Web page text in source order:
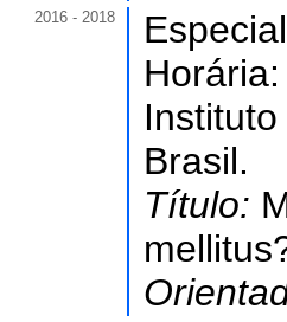
2016 - 2018
Brasil.
Título: